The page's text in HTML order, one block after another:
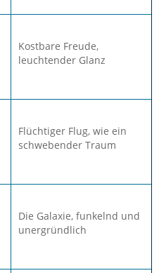
Kostbare Freude,
leuchtender Glanz
Flüchtiger Flug, wie ein
schwebender Traum
Die Galaxie, funkelnd und
unergründlich